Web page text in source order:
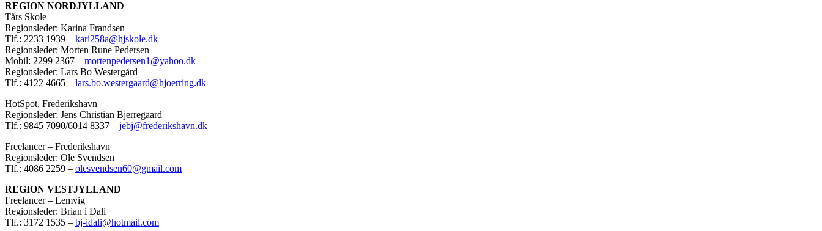
REGION NORDJYLLAND
Tårs Skole
Regionsleder: Karina Frandsen
Tlf.: 2233 1939 – kari258a@hjskole.dk
Regionsleder: Morten Rune Pedersen
Mobil: 2299 2367 – mortenpedersen1@yahoo.dk
Regionsleder: Lars Bo Westergård
Tlf.: 4122 4665 – lars.bo.westergaard@hjoerring.dk
HotSpot, Frederikshavn
Regionsleder: Jens Christian Bjerregaard
Tlf.: 9845 7090/6014 8337 – jebj@frederikshavn.dk
Freelancer – Frederikshavn
Regionsleder: Ole Svendsen
Tlf.: 4086 2259 – olesvendsen60@gmail.com
REGION VESTJYLLAND
Freelancer – Lemvig
Regionsleder: Brian i Dali
Tlf.: 3172 1535 – bj-idali@hotmail.com